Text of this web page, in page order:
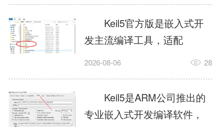
AgentSkill，就是给AI大脑装
上的一双机械手，它真的能
解决很多问题。1什么是
AgentSkillSkill指...
力，代码编译稳定，调试工
具成熟，大量开源项目基于
该平台开发。新项目需要单
独下载对应芯片支持包，新
手配置难度较高，正版商业
授权费用不菲，未授权版本
存在程序容量限制，适合硬
Keil5官方版是嵌入式开
发主流编译工具，适配
STM32、51单片机等多款芯
在线调试、代码仿真，兼容
众多厂商芯片安装包。软件
需要手动添加器件库，初次
2026-08-06 28
Keil5是ARM公司推出的
专业嵌入式开发编译软件，